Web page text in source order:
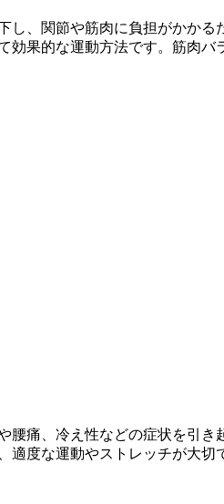
、関節や筋肉に負担がかかる
果的な運動方法です。筋肉バ
痛、冷え性などの症状を引き
度な運動やストレッチが大切